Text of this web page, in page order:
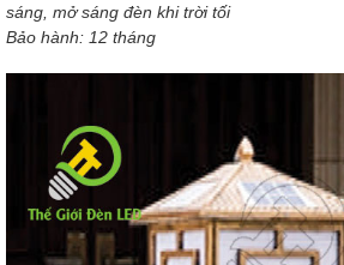
sáng, mở sáng đèn khi trời tối
Bảo hành: 12 tháng